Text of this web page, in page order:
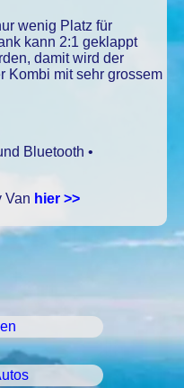
wenig Platz für
kann 2:1 geklappt
damit wird der
Kombi mit sehr grossem
Bluetooth •
Van hier >>